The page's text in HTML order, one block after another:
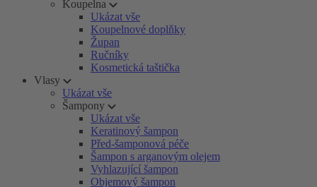
Koupelna
Ukázat vše
Koupelnové doplňky
Župan
Ručníky
Kosmetická taštička
Vlasy
Ukázat vše
Šampony
Ukázat vše
Keratinový šampon
Před-šamponová péče
Šampon s arganovým olejem
Vyhlazující šampon
Objemový šampon